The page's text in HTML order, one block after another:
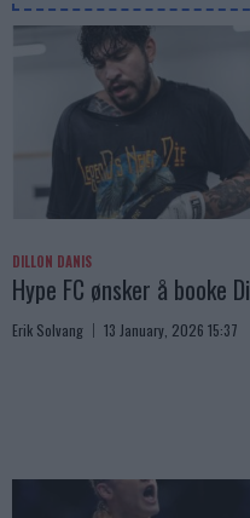
DILLON DANIS
Hype FC ønsker å booke
Erik Solvang 13 January, 2026 15:37